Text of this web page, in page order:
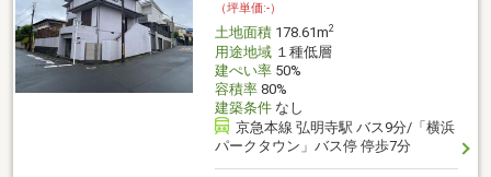
（坪単価:-）
土地面積178.61m2
用途地域１種低層
建ぺい率50%
容積率80%
建築条件なし
京急本線 弘明寺駅 バス9分/「横浜
パークタウン」バス停 停歩7分